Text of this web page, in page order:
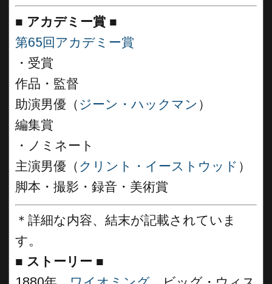
■ アカデミー賞 ■
第65回アカデミー賞
・受賞
作品・監督
助演男優（ ジーン・ハックマン ）
編集賞
・ノミネート
主演男優（ クリント・イーストウッド ）
脚本・撮影・録音・美術賞
＊詳細な内容、結末が記載されていま
す。
■ ストーリー ■